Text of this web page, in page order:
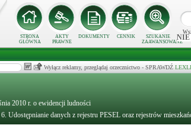
STRONA
GŁÓWNA
AKTY
PRAWNE
DOKUMENTY CENNIK
SZUKANIE
ZAAWANSOWANE
NIE
Wyłącz reklamy, przeglądaj orzecznictwo - SPRAWDŹ
2010 r. o ewidencji ludności
6. Udostępnianie danych z rejestru PESEL oraz rejestrów